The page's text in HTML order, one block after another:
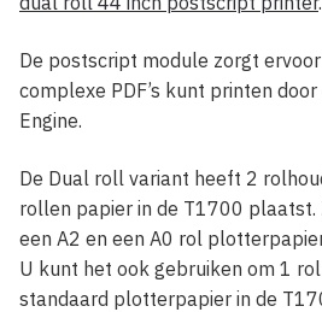
De postscript module zorgt
complexe PDF’s kunt printen
Engine.
De Dual roll variant heeft 2
rollen papier in de T1700
een A2 en een A0 rol
U kunt het ook gebruiken om 1
standaard plotterpapier in de